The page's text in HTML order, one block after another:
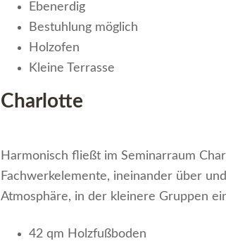
Ebenerdig
Bestuhlung möglich
Holzofen
Kleine Terrasse
Charlotte
Harmonisch fließt im Seminarraum
Fachwerkelemente, ineinander über
Atmosphäre, in der kleinere Gruppen
42 qm Holzfußboden